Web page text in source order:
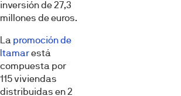
inversión de 27,3
millones de euros.
La promoción de
Itamarestá
compuesta por
115 viviendas
distribuidas en 2